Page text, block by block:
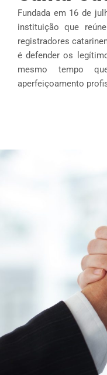
Fundada em 16 de
instituição que
registradores
é defender os
mesmo tempo
aperfeiçoamento